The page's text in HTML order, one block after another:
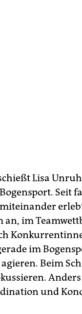
Lisa
Seit
an, im
im
Beim
und